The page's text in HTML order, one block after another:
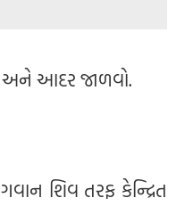
અને આદર જાળવો.
શિવ તરફ કેન્દ્રિત